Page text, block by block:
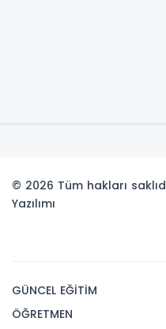
© 2026 Tüm hakları
Yazılımı
GÜNCEL EĞİTİM
ÖĞRETMEN